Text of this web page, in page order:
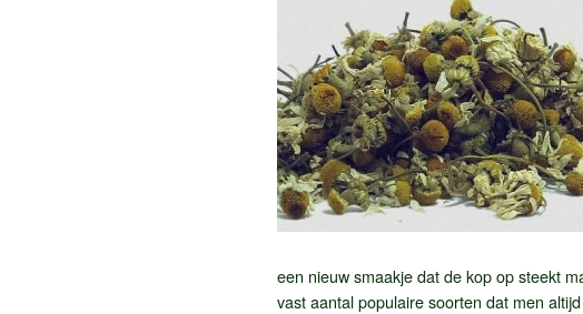
een nieuw smaakje dat de kop op steekt
vast aantal populaire soorten dat men